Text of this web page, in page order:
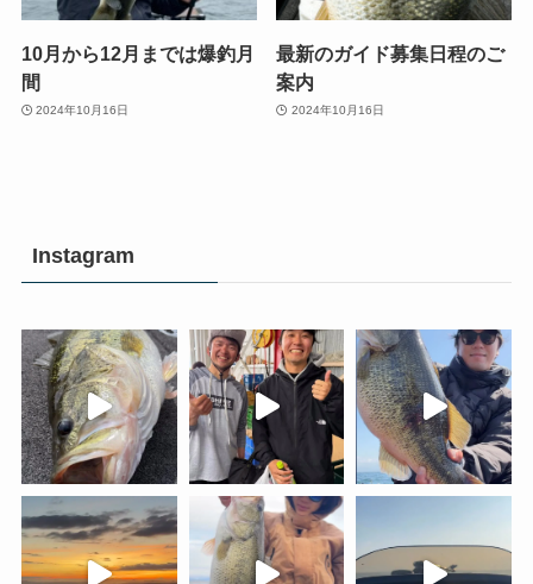
10月から12月までは爆釣月
間
2024年10月16日
最新のガイド募集日程のご
案内
2024年10月16日
Instagram